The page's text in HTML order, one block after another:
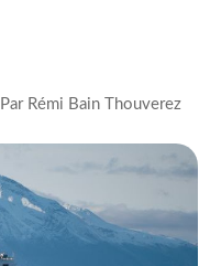
Par Rémi Bain Thouverez